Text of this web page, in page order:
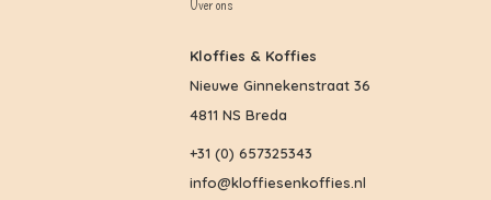
Over ons
Kloffies & Koffies
Nieuwe Ginnekenstraat 36
4811 NS Breda
+31 (0) 657325343
info@kloffiesenkoffies.nl